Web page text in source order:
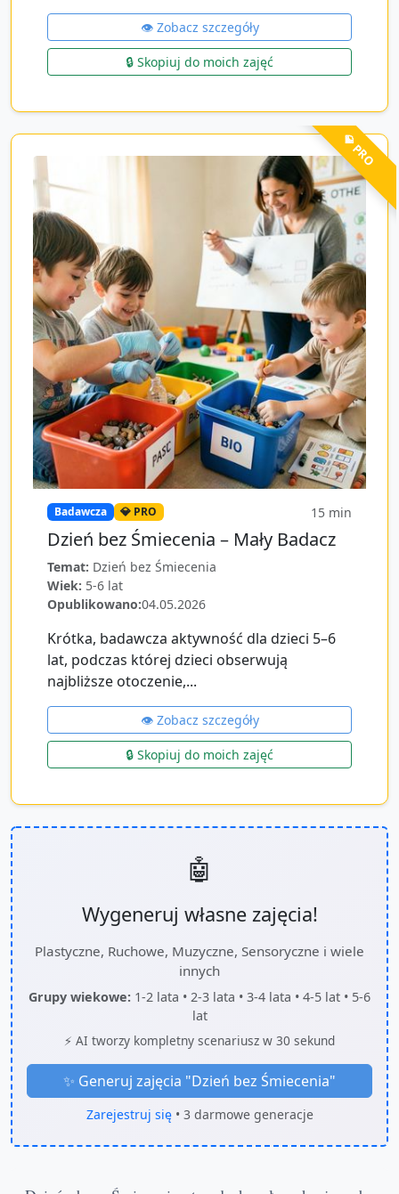
👁️ Zobacz szczegóły
🔒 Skopiuj do moich zajęć
💎 PRO
Badawcza 💎 PRO 15 min
Dzień bez Śmiecenia – Mały Badacz
Temat: Dzień bez Śmiecenia
Wiek: 5-6 lat
Opublikowano:04.05.2026
Krótka, badawcza aktywność dla dzieci 5–6
lat, podczas której dzieci obserwują
najbliższe otoczenie,...
👁️ Zobacz szczegóły
🔒 Skopiuj do moich zajęć
🤖
Wygeneruj własne zajęcia!
Plastyczne, Ruchowe, Muzyczne, Sensoryczne i wiele
innych
Grupy wiekowe: 1-2 lata • 2-3 lata • 3-4 lata • 4-5 lat • 5-6
lat
⚡ AI tworzy kompletny scenariusz w 30 sekund
✨ Generuj zajęcia "Dzień bez Śmiecenia"
Zarejestruj się• 3 darmowe generacje